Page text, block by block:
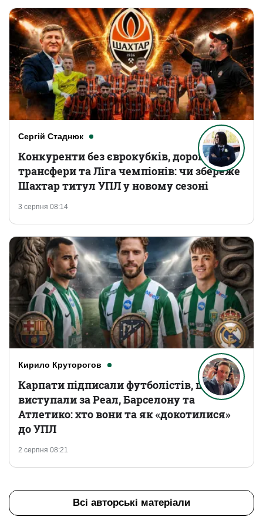
Сергій Стаднюк
3 серпня 08:14
Конкуренти без єврокубків, дорогі
трансфери та Ліга чемпіонів: чи збереже
Шахтар титул УПЛ у новому сезоні
Кирило Круторогов
2 серпня 08:21
Карпати підписали футболістів, що
виступали за Реал, Барселону та
Атлетико: хто вони та як «докотилися»
до УПЛ
Всі авторські матеріали